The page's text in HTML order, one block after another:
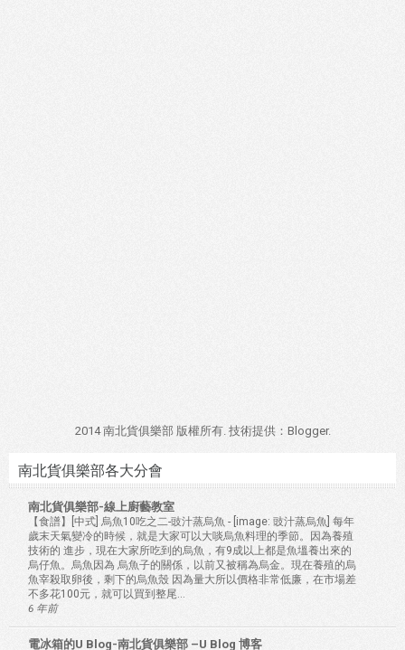
2014 南北貨俱樂部 版權所有. 技術提供： Blogger.
南北貨俱樂部各大分會
南北貨俱樂部-線上廚藝教室
【食譜】[中式] 烏魚10吃之二-豉汁蒸烏魚 - [image: 豉汁蒸烏魚] 每年
歲末天氣變冷的時候，就是大家可以大啖烏魚料理的季節。因為養殖
技術的 進步，現在大家所吃到的烏魚，有9成以上都是魚塭養出來的
烏仔魚。烏魚因為 烏魚子的關係，以前又被稱為烏金。現在養殖的烏
魚宰殺取卵後，剩下的烏魚殼 因為量大所以價格非常低廉，在市場差
不多花100元，就可以買到整尾...
6 年前
電冰箱的U Blog-南北貨俱樂部 –U Blog 博客